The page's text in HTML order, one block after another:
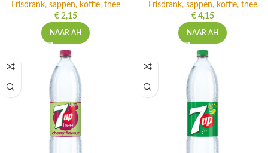
Frisdrank, sappen, koffie, thee
€2,15
NAAR AH
Frisdrank, sappen, koffie, thee
€4,15
NAAR AH